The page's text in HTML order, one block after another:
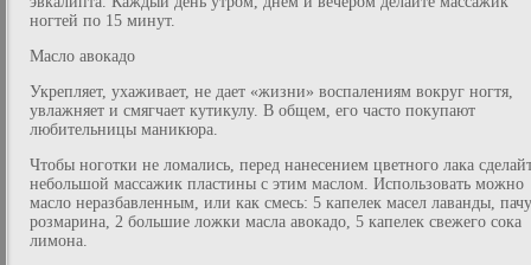
ногтей по 15 минут.
Масло авокадо
Укрепляет, ухаживает, не дает «жизни» воспалениям вокруг ногтя,
увлажняет и смягчает кутикулу. В общем, его часто покупают
любительницы маникюра.
Чтобы ноготки не ломались, перед нанесением цветного лака
небольшой массажик пластины с этим маслом. Использовать можно
масло неразбавленным, или как смесь: 5 капелек масел лаванды,
розмарина, 2 большие ложки масла авокадо, 5 капелек свежего сока
лимона.